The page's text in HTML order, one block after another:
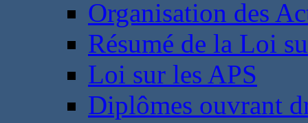
Organisation des
Résumé de la Loi
Loi sur les APS
Diplômes ouvrant